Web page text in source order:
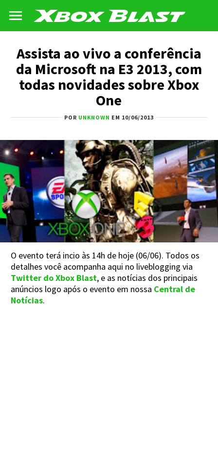
Assista ao vivo a conferência
da Microsoft na E3 2013, com
todas novidades sobre Xbox
One
POR UNKNOWN EM 10/06/2013
O evento terá incio às 14h de hoje (06/06). Todos os
detalhes você acompanha aqui no liveblogging via
Twitter do Xbox Blast, e as notícias dos principais
anúncios logo após o evento em nossa Central de
Notícias.